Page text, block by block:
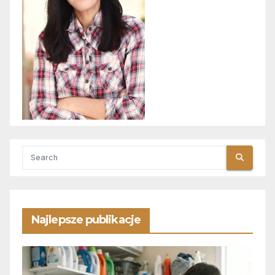
Najlepsze publikacje